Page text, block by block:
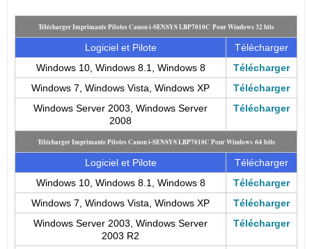
Télécharger Imprimante Pilotes Canon i-SENSYS LBP7010C Pour Windows 32 bits
Logiciel et Pilote
Télécharger
Windows 10, Windows 8.1, Windows 8
Télécharger
Windows 7, Windows Vista, Windows XP
Télécharger
Windows Server 2003, Windows Server
2008
Télécharger
Télécharger Imprimante Pilotes Canon i-SENSYS LBP7010C Pour Windows 64 bits
Logiciel et Pilote
Télécharger
Windows 10, Windows 8.1, Windows 8
Télécharger
Windows 7, Windows Vista, Windows XP
Télécharger
Windows Server 2003, Windows Server
2003 R2
Télécharger